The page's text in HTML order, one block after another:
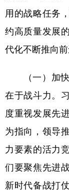
用的战略任务
约高质量发展
代化不断推向前
（一）加快
在于战斗力。
度重视发展先
为指向，领导
力要素的活力
们要聚焦先进
新时代备战打